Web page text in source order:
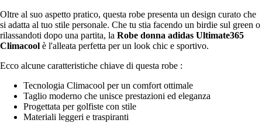
Oltre al suo aspetto pratico, questa robe presenta un design curato che
si adatta al tuo stile personale. Che tu stia facendo un birdie sul green o
rilassandoti dopo una partita, la Robe donna adidas Ultimate365
Climacool è l'alleata perfetta per un look chic e sportivo.
Ecco alcune caratteristiche chiave di questa robe :
Tecnologia Climacool per un comfort ottimale
Taglio moderno che unisce prestazioni ed eleganza
Progettata per golfiste con stile
Materiali leggeri e traspiranti